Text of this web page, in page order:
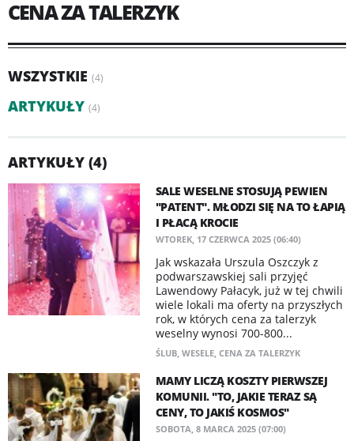
CENA ZA TALERZYK
WSZYSTKIE (4)
ARTYKUŁY (4)
ARTYKUŁY (4)
SALE WESELNE STOSUJĄ PEWIEN
"PATENT". MŁODZI SIĘ NA TO ŁAPIĄ
I PŁACĄ KROCIE
WTOREK, 17 CZERWCA 2025 (06:40)
Jak wskazała Urszula Oszczyk z
podwarszawskiej sali przyjęć
Lawendowy Pałacyk, już w tej chwili
wiele lokali ma oferty na przyszłych
rok, w których cena za talerzyk
weselny wynosi 700-800...
ŚLUB, WESELE, CENA ZA TALERZYK
MAMY LICZĄ KOSZTY PIERWSZEJ
KOMUNII. "TO, JAKIE TERAZ SĄ
CENY, TO JAKIŚ KOSMOS"
SOBOTA, 8 MARCA 2025 (07:00)